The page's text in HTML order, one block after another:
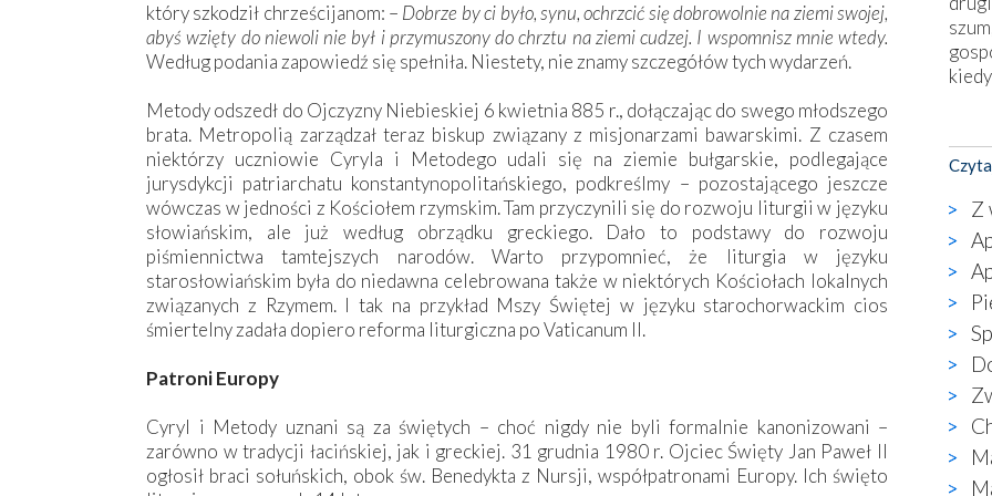
który szkodził chrześcijanom: – Dobrze by ci było, synu, ochrzcić się dobrowolnie na ziemi swojej,
abyś wzięty do niewoli nie był i przymuszony do chrztu na ziemi cudzej. I wspomnisz mnie wtedy.
Według podania zapowiedź się spełniła. Niestety, nie znamy szczegółów tych wydarzeń.
Metody odszedł do Ojczyzny Niebieskiej 6 kwietnia 885 r., dołączając do swego młodszego
brata. Metropolią zarządzał teraz biskup związany z misjonarzami bawarskimi. Z czasem
niektórzy uczniowie Cyryla i Metodego udali się na ziemie bułgarskie, podlegające
jurysdykcji patriarchatu konstantynopolitańskiego, podkreślmy – pozostającego jeszcze
wówczas w jedności z Kościołem rzymskim. Tam przyczynili się do rozwoju liturgii w języku
słowiańskim, ale już według obrządku greckiego. Dało to podstawy do rozwoju
piśmiennictwa tamtejszych narodów. Warto przypomnieć, że liturgia w języku
starosłowiańskim była do niedawna celebrowana także w niektórych Kościołach lokalnych
związanych z Rzymem. I tak na przykład Mszy Świętej w języku starochorwackim cios
śmiertelny zadała dopiero reforma liturgiczna po Vaticanum II.
Patroni Europy
Cyryl i Metody uznani są za świętych – choć nigdy nie byli formalnie kanonizowani –
zarówno w tradycji łacińskiej, jak i greckiej. 31 grudnia 1980 r. Ojciec Święty Jan Paweł II
ogłosił braci sołuńskich, obok św. Benedykta z Nursji, współpatronami Europy. Ich święto
co
Z